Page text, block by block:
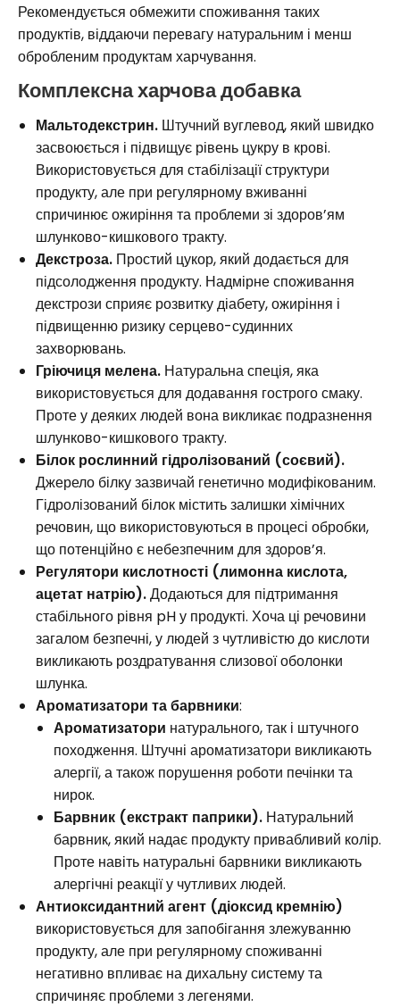
Рекомендується обмежити споживання таких
продуктів, віддаючи перевагу натуральним і менш
обробленим продуктам харчування.
Комплексна харчова добавка
Мальтодекстрин. Штучний вуглевод, який швидко
засвоюється і підвищує рівень цукру в крові.
Використовується для стабілізації структури
продукту, але при регулярному вживанні
спричинює ожиріння та проблеми зі здоров’ям
шлунково-кишкового тракту.
Декстроза. Простий цукор, який додається для
підсолодження продукту. Надмірне споживання
декстрози сприяє розвитку діабету, ожиріння і
підвищенню ризику серцево-судинних
захворювань.
Гріючиця мелена. Натуральна спеція, яка
використовується для додавання гострого смаку.
Проте у деяких людей вона викликає подразнення
шлунково-кишкового тракту.
Білок рослинний гідролізований (соєвий).
Джерело білку зазвичай генетично модифікованим.
Гідролізований білок містить залишки хімічних
речовин, що використовуються в процесі обробки,
що потенційно є небезпечним для здоров’я.
Регулятори кислотності (лимонна кислота,
ацетат натрію).Додаються для підтримання
стабільного рівня pH у продукті. Хоча ці речовини
загалом безпечні, у людей з чутливістю до кислоти
викликають роздратування слизової оболонки
шлунка.
Ароматизатори та барвники:
Ароматизатори натурального, так і штучного
походження. Штучні ароматизатори викликають
алергії, а також порушення роботи печінки та
нирок.
Барвник (екстракт паприки). Натуральний
барвник, який надає продукту привабливий колір.
Проте навіть натуральні барвники викликають
алергічні реакції у чутливих людей.
Антиоксидантний агент (діоксид кремнію)
використовується для запобігання злежуванню
продукту, але при регулярному споживанні
негативно впливає на дихальну систему та
спричиняє проблеми з легенями.